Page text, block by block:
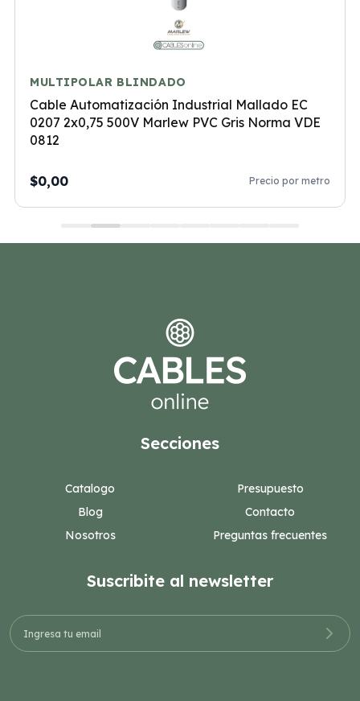
MULTIPOLAR BLINDADO
Cable Automatización Industrial Mallado EC
0207 2x0,75 500V Marlew PVC Gris Norma VDE
0812
$0,00 Precio por metro
Secciones
Catalogo
Blog
Nosotros
Presupuesto
Contacto
Preguntas frecuentes
Suscribite al newsletter